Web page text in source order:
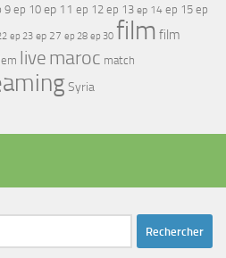
9 ep 10 ep 11 ep 12 ep 13 ep 14 ep 15 ep
ep 23 ep 27 ep 28 ep 30 film film
live maroc match
Syria